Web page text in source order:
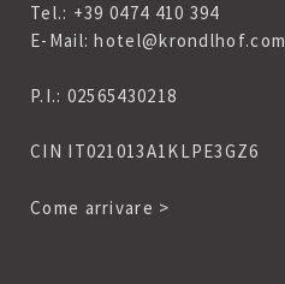
Tel.: +39 0474 410 394
E-Mail:hotel@krondlhof.com
P.I.: 02565430218
CIN IT021013A1KLPE3GZ6
Come arrivare >